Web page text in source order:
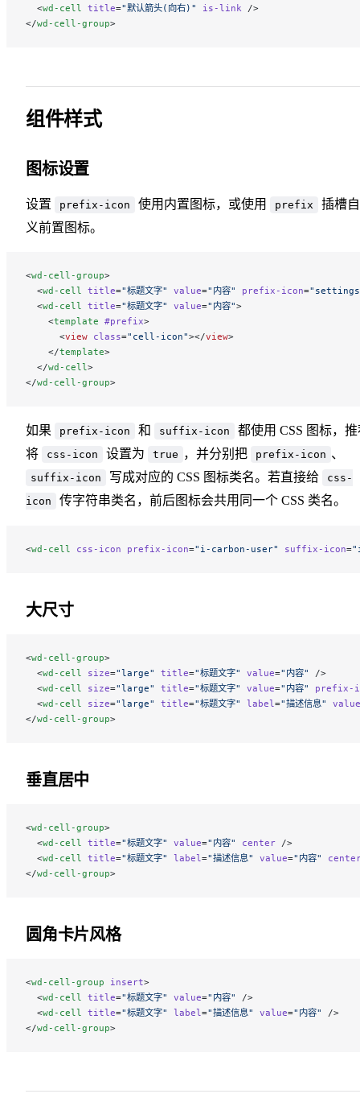
  <
wd-cell title="默认箭头(向右)" is-link />
</wd-cell-group>
组件样式
图标设置
设置 prefix-icon 使用内置图标，或使用 prefix
插槽
义前置图标。
<wd-cell-group>
  <
wd-cell title="标题文字" value="内容" prefix-icon=
  <
wd-cell title="标题文字" value="内容">
    <
template #prefix>
      <
view class="cell-icon"></view>
    </
template>
  </
wd-cell >
</wd-cell-group>
如果 prefix-icon 和 suffix-icon
都使用 CSS 图标，
将
css-icon 设置为 true ，并分别把 prefix-icon 、
suffix-icon 写成对应的 CSS 图标类名。若直接给
css-
icon
传字符串类名，前后图标会共用同一个 CSS 类名。
<wd-cell css-icon prefix-icon="i-carbon-user" suffix-icon=
大尺寸
<wd-cell-group>
  <
wd-cell size="large" title="标题文字" value="内容"
/>
  <
wd-cell size="large" title="标题文字" value="内容"
prefix-
  <
wd-cell size="large" title="标题文字" label ="描述信息"
value
</wd-cell-group>
垂直居中
<wd-cell-group>
  <
wd-cell title="标题文字" value="内容" center />
  <
wd-cell title="标题文字" label ="描述信息" value="内容"
</wd-cell-group>
圆角卡片风格
<wd-cell-group insert>
  <
wd-cell title="标题文字" value="内容"
/>
  <
wd-cell title="标题文字" label ="描述信息" value="内容"
/>
</wd-cell-group>